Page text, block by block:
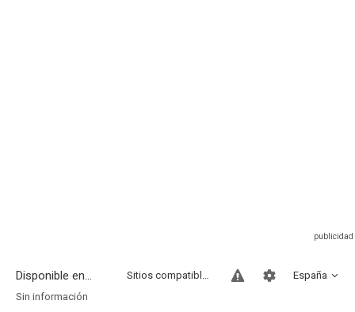
Disponible en... España
Sitios compatibles
Sin información